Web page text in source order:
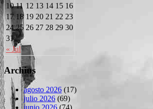
« Jul
10 11 12 13 14 15 16
17 18 19 20 21 22 23
24 25 26 27 28 29 30
31
Archius
agosto 2026 (17)
julio 2026 (69)
junio 2026 (74)